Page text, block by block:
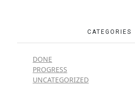
CATEGORIES
DONE
PROGRESS
UNCATEGORIZED